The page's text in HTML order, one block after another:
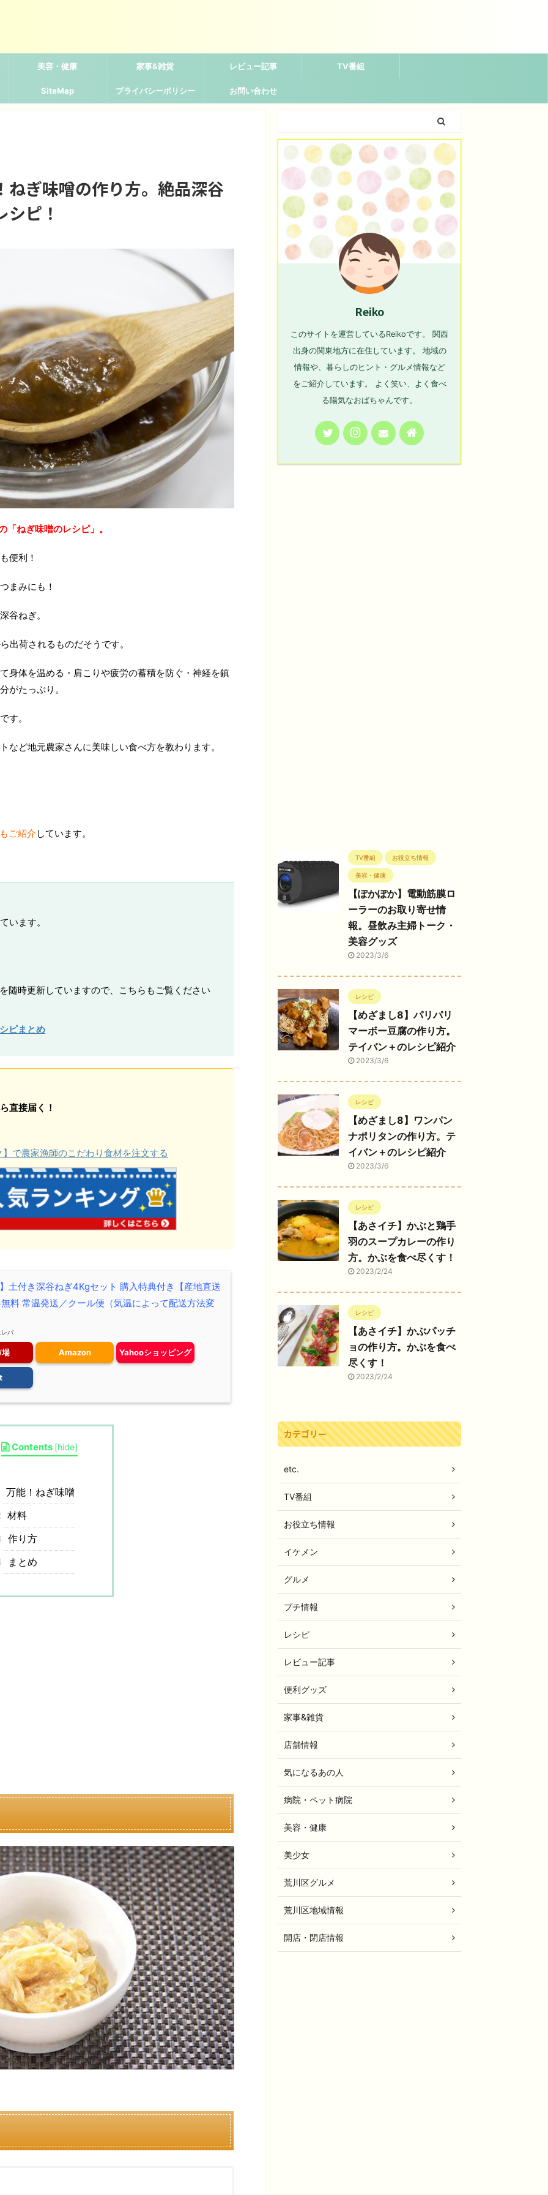
美容・健康 家事&雑貨 レビュー記事 TV番組
SiteMap プライバシーポリシー お問い合わせ
ねぎ味噌の作り方。絶品深谷
ピ！
「ねぎ味噌のレシピ」。
便利！
まみにも！
谷ねぎ。
出荷されるものだそうです。
身体を温める・肩こりや疲労の蓄積を防ぐ・神経を鎮
がたっぷり。
す。
など地元農家さんに美味しい食べ方を教わります。
ご紹介 しています。
います。
随時更新していますので、こちらもご覧ください
ピまとめ
直接届く！
で農家漁師のこだわり食材を注文する
土付き深谷ねぎ4Kgセット 購入特典付き【産地直送
料 常温発送／クール便（気温によって配送方法変
レバ
場 Amazon Yahooショッピング
Contents [hide]
万能！ねぎ味噌
材料
作り方
まとめ
Reiko
このサイトを運営しているReikoです。 関西
出身の関東地方に在住しています。 地域の
情報や、暮らしのヒント・グルメ情報など
をご紹介しています。 よく笑い、よく食べ
る陽気なおばちゃんです。
TV番組 お役立ち情報
美容・健康
【ぽかぽか】電動筋膜ロ
ーラーのお取り寄せ情
報。昼飲み主婦トーク・
美容グッズ
2023/3/6
レシピ
【めざまし8】パリパリ
マーボー豆腐の作り方。
テイバン＋のレシピ紹介
2023/3/6
レシピ
【めざまし8】ワンパン
ナポリタンの作り方。テ
イバン＋のレシピ紹介
2023/3/6
レシピ
【あさイチ】かぶと鶏手
羽のスープカレーの作り
方。かぶを食べ尽くす！
2023/2/24
レシピ
【あさイチ】かぶパッチ
ョの作り方。かぶを食べ
尽くす！
2023/2/24
カテゴリー
etc.
TV番組
お役立ち情報
イケメン
グルメ
プチ情報
レシピ
レビュー記事
便利グッズ
家事&雑貨
店舗情報
気になるあの人
病院・ペット病院
美容・健康
美少女
荒川区グルメ
荒川区地域情報
開店・閉店情報